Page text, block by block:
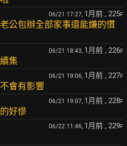
06/21 17:27, 1月前 , 225F
公包辦全部家事還能嫌的慣
06/21 18:43, 1月前 , 226F
集
06/21 19:06, 1月前 , 227F
會有影響
06/21 19:07, 1月前 , 228F
好慘
06/22 11:46, 1月前 , 229F